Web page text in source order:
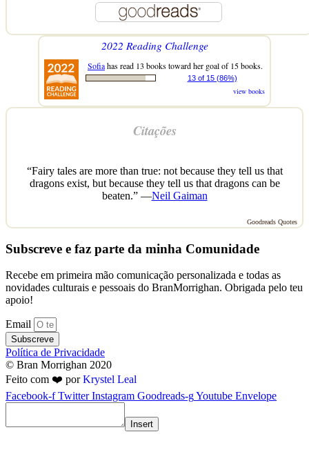
2022 Reading Challenge
Sofiahas read 13 books toward her goal of 15 books.
13 of 15 (86%)
view books
Citações
“Fairy tales are more than true: not because they tell us that
dragons exist, but because they tell us that dragons can be
beaten.” —Neil Gaiman
Goodreads Quotes
Subscreve e faz parte da minha Comunidade
Recebe em primeira mão comunicação personalizada e todas as
novidades culturais e pessoais do BranMorrighan. Obrigada pelo teu
apoio!
Email
Subscreve
Política de Privacidade
© Bran Morrighan 2020
Feito com ❤️ porKrystel Leal
Facebook-f Twitter Instagram Goodreads-gYoutube Envelope
Insert